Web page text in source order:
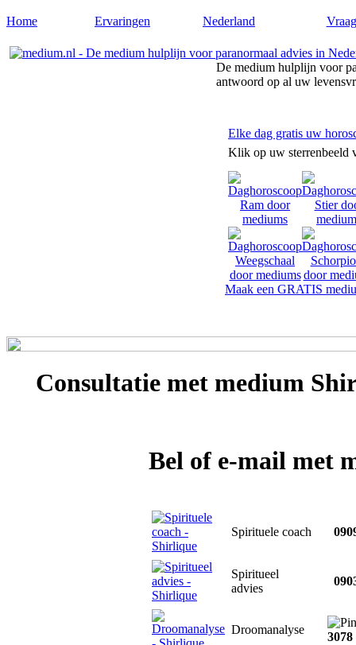
Home Ervaringen Nederland
De medium hulplijn voor
antwoord op al uw
Elke dag gratis uw
Klik op uw sterrenbeeld
Maak een GRATIS
Consultatie met medium
Bel of e-mail met
Spirituele coach
Spiritueel
advies
Droomanalyse
3078